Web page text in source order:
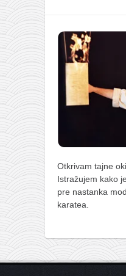
Otkrivam tajne
Istražujem kako
pre nastanka
karatea.